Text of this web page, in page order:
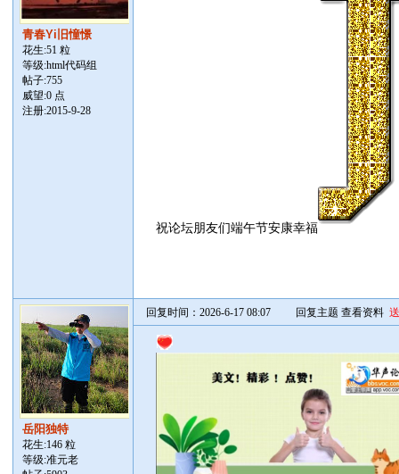
青春Yi旧憧憬
花生:51 粒
等级:html代码组
帖子:755
威望:0 点
注册:2015-9-28
祝论坛朋友们端午节安康幸福
岳阳独特
花生:146 粒
等级:准元老
回复时间：2026-6-17 08:07 回复主题 查看资料